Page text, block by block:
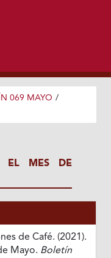
069 MAYO /
EL MES DE
de Café. (2021).
Mayo. Boletín